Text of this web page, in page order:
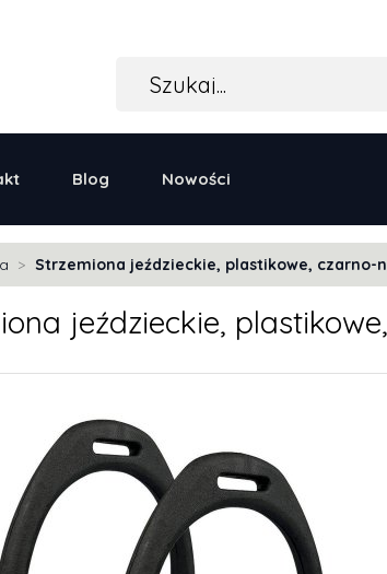
Blog Nowości
Strzemiona jeździeckie, plastikowe, czarno-
jeździeckie,